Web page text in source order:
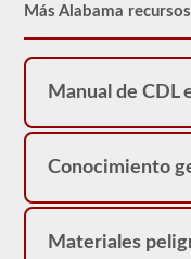
las
manual
para
de
Alabama
a
Más Alabama
Manual de CDL
Conocimiento
Materiales